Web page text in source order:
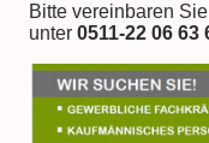
Bitte vereinbaren
unter 0511-22 06 63